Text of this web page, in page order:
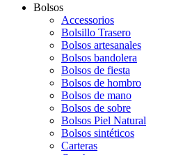
Bolsos
Accessorios
Bolsillo Trasero
Bolsos artesanales
Bolsos bandolera
Bolsos de fiesta
Bolsos de hombro
Bolsos de mano
Bolsos de sobre
Bolsos Piel Natural
Bolsos sintéticos
Carteras